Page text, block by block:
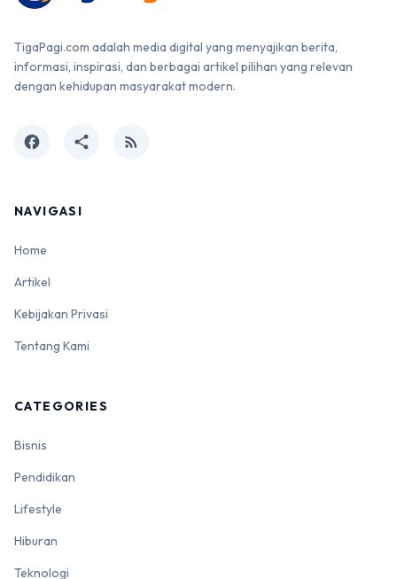
TigaPagi.com adalah media digital yang menyajikan berita,
informasi, inspirasi, dan berbagai artikel pilihan yang relevan
dengan kehidupan masyarakat modern.
facebook share rss_feed
NAVIGASI
Home
Artikel
Kebijakan Privasi
Tentang Kami
CATEGORIES
Bisnis
Pendidikan
Lifestyle
Hiburan
Teknologi